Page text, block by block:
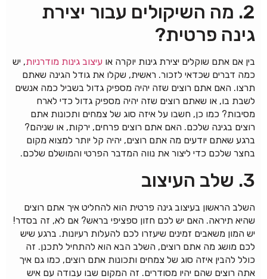
2. מה השיקולים עבור יצירת
גינה פרטית?
בין אם אתם שוקלים יצירת גינות יוקרה או עיצוב גינות מודרניות, יש
כמה דברים שכדאי לזכור. ראשית, שקלו את גודל הגינה שאתם
תרצו. האם אתם רוצים שזה יהיה מספיק גדול בשביל כמה אנשים
לשבת בו, או שאתם רוצים שזה יהיה מספיק גדול כדי לארח
מסיבות? כמו כן, חשבו על איזה סוג של צמחים ותכונות אתם
רוצים בגינה שלכם. האם אתם רוצים פרחים, ירקות, או שניהם?
ברגע שאתם יודעים מה אתם רוצים, יהיה קל יותר למצוא מקום
בחצר שלכם כדי ליצור את נווה המדבר הפרטי והמושלם שלכם.
3. שלב העיצוב
השלב הראשון בעיצוב גינה פרטית הוא להחליט איך אתם רוצים
שהיא תיראה. האם יש לכם חזון ספציפי בראש? אם לא, זה בסדר!
יש המון משאבים זמינים שיעזרו לכם להעלות רעיונות. ברגע שיש
לכם מושג מה אתם רוצים, השלב הבא הוא להתחיל לתכנן. זה
כולל להבין איזה סוג של צמחים ותכונות אתם רוצים, כמו גם איך
אתה רוצים שהם יהיו מסודרים. זה המקום שבו עבודה עם איש